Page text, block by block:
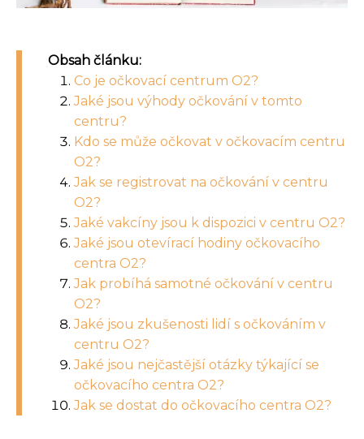
Obsah článku:
Co je očkovací centrum O2?
Jaké jsou výhody očkování v tomto
centru?
Kdo se může očkovat v očkovacím centru
O2?
Jak se registrovat na očkování v centru
O2?
Jaké vakcíny jsou k dispozici v centru O2?
Jaké jsou otevírací hodiny očkovacího
centra O2?
Jak probíhá samotné očkování v centru
O2?
Jaké jsou zkušenosti lidí s očkováním v
centru O2?
Jaké jsou nejčastější otázky týkající se
očkovacího centra O2?
Jak se dostat do očkovacího centra O2?